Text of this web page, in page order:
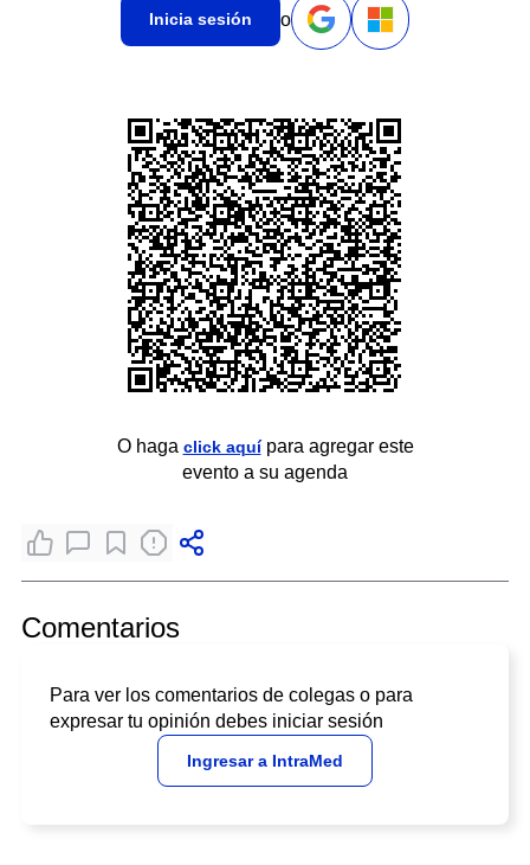
Inicia sesión o
O haga click aquípara agregar este
evento a su agenda
Comentarios
Para ver los comentarios de colegas o para
expresar tu opinión debes iniciar sesión
Ingresar a IntraMed